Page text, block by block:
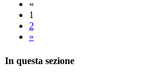
«
1
2
»
In questa sezione